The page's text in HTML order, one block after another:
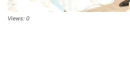
Views: 0